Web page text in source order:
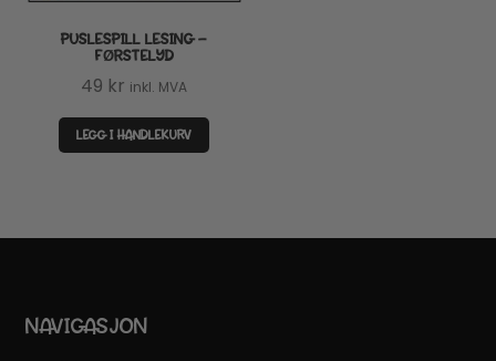
PUSLESPILL LESING –
FØRSTELYD
49 kr inkl. MVA
LEGG I HANDLEKURV
NAVIGASJON